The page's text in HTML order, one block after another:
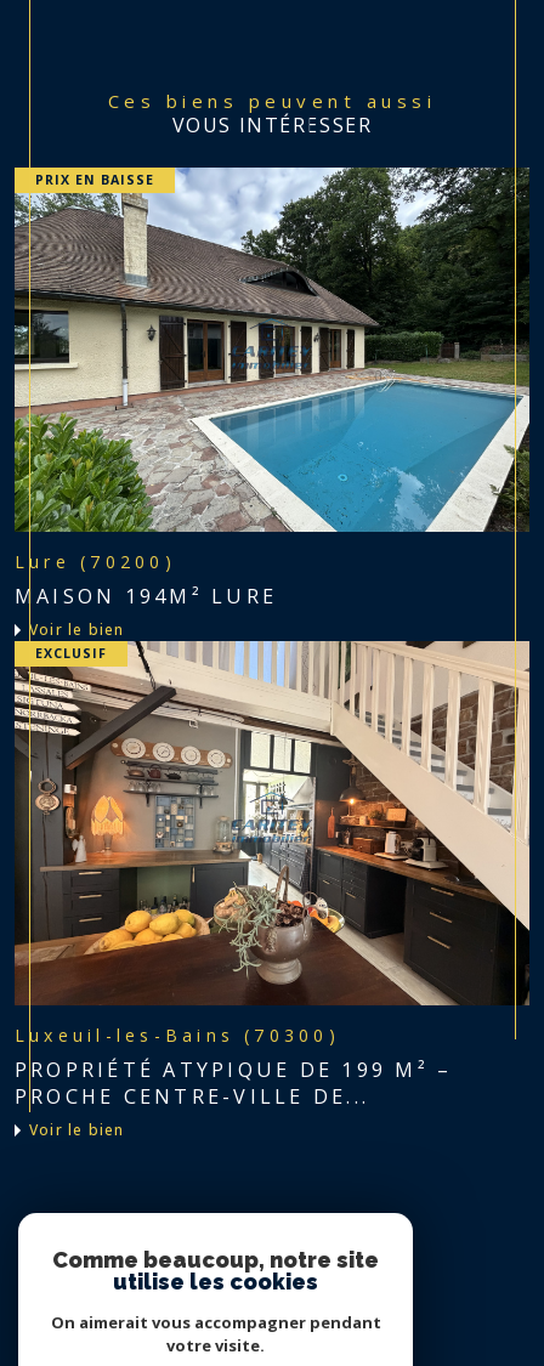
Ces biens peuvent aussi
VOUS INTÉRESSER
PRIX EN BAISSE
Lure (70200)
MAISON 194M² LURE
voir le bien
EXCLUSIF
Luxeuil-les-Bains (70300)
PROPRIÉTÉ ATYPIQUE DE 199 M² –
PROCHE CENTRE-VILLE DE...
voir le bien
Comme beaucoup, notre site
utilise les cookies
On aimerait vous accompagner pendant
votre visite.